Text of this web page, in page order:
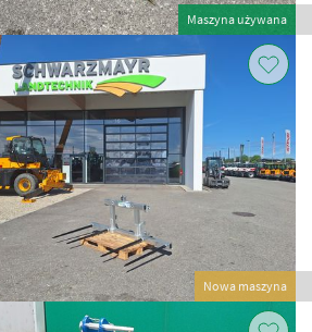
Maszyna używana
Nowa maszyna